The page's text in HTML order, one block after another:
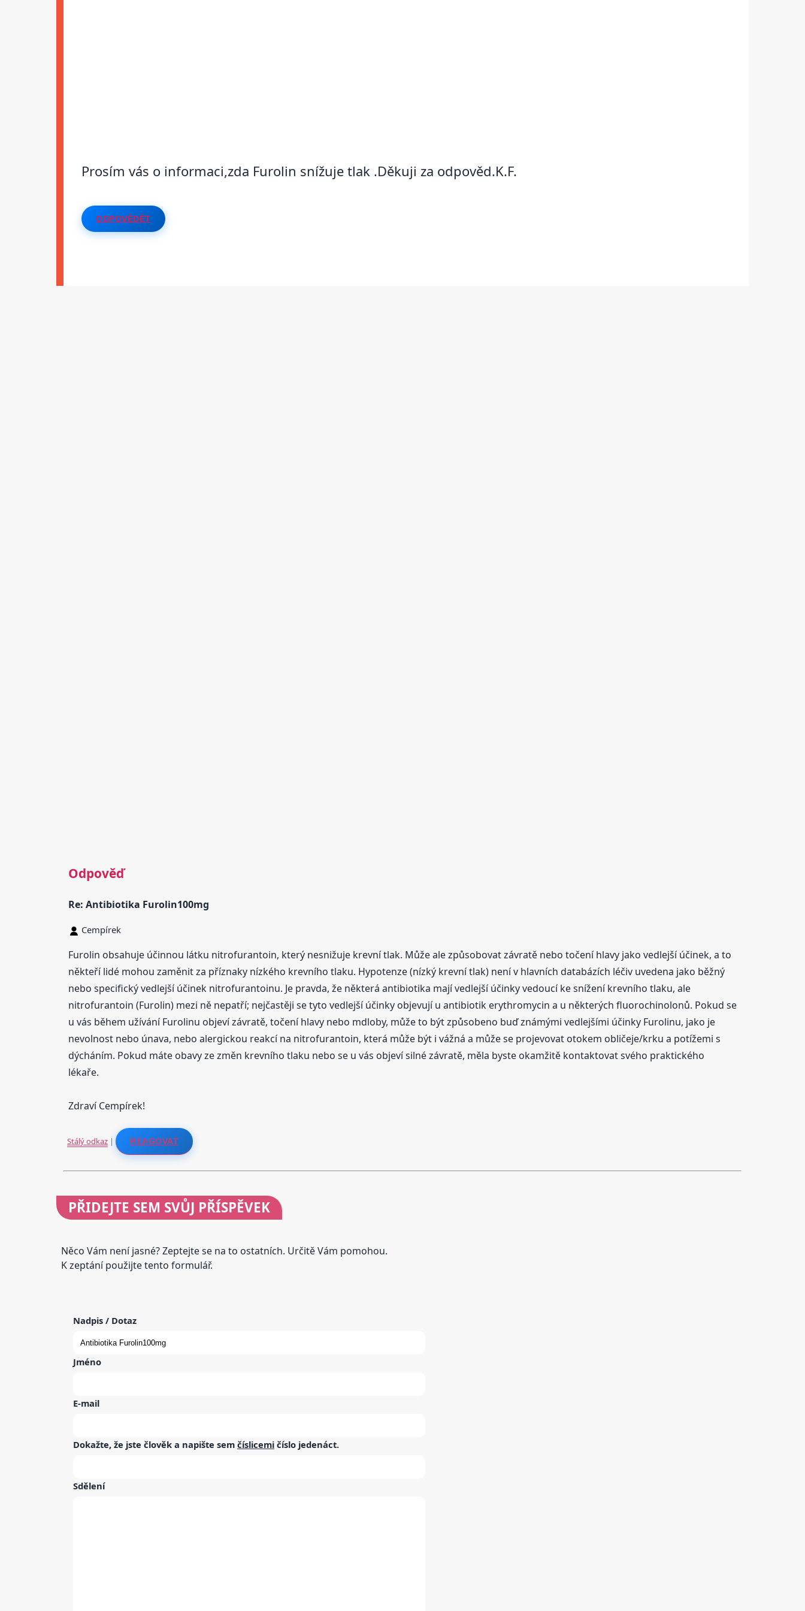
Prosím vás o informaci,zda Furolin snížuje tlak .Děkuji za odpověd.K.F.
ODPOVĚDĚT
Odpověď
Re: Antibiotika Furolin100mg
Cempírek
Furolin obsahuje účinnou látku nitrofurantoin, který nesnižuje krevní tlak. Může ale způsobovat závratě nebo točení hlavy jako vedlejší účinek, a to
někteří lidé mohou zaměnit za příznaky nízkého krevního tlaku. Hypotenze (nízký krevní tlak) není v hlavních databázích léčiv uvedena jako běžný
nebo specifický vedlejší účinek nitrofurantoinu. Je pravda, že některá antibiotika mají vedlejší účinky vedoucí ke snížení krevního tlaku, ale
nitrofurantoin (Furolin) mezi ně nepatří; nejčastěji se tyto vedlejší účinky objevují u antibiotik erythromycin a u některých fluorochinolonů. Pokud se
u vás během užívání Furolinu objeví závratě, točení hlavy nebo mdloby, může to být způsobeno buď známými vedlejšími účinky Furolinu, jako je
nevolnost nebo únava, nebo alergickou reakcí na nitrofurantoin, která může být i vážná a může se projevovat otokem obličeje/krku a potížemi s
dýcháním. Pokud máte obavy ze změn krevního tlaku nebo se u vás objeví silné závratě, měla byste okamžitě kontaktovat svého praktického
lékaře.
Zdraví Cempírek!
Stálý odkaz | REAGOVAT
PŘIDEJTE SEM SVŮJ PŘÍSPĚVEK
Něco Vám není jasné? Zeptejte se na to ostatních. Určitě Vám pomohou.
K zeptání použijte tento formulář.
Nadpis / Dotaz
Jméno
E-mail
Dokažte, že jste člověk a napište semčíslicemi číslo jedenáct.
Sdělení